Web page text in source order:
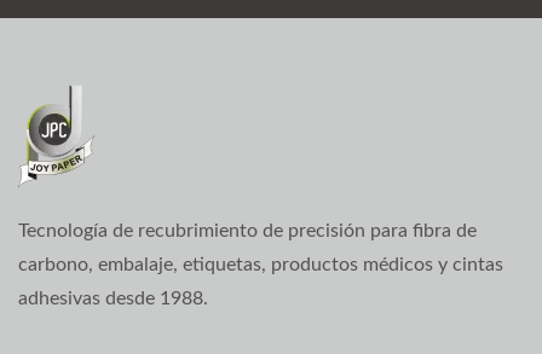
Tecnología de recubrimiento de precisión para fibra de
carbono, embalaje, etiquetas, productos médicos y cintas
adhesivas desde 1988.